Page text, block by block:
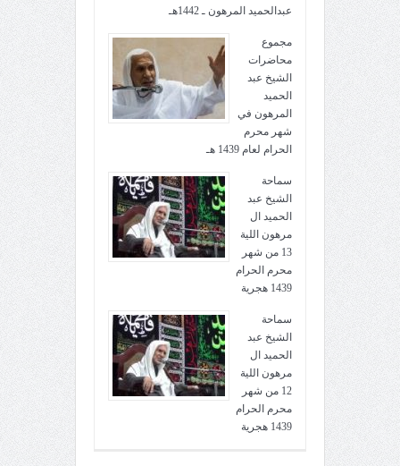
عبدالحميد المرهون ـ 1442هـ
مجموع
محاضرات
الشيخ عبد
الحميد
المرهون في
شهر محرم
الحرام لعام 1439 هـ
سماحة
الشيخ عبد
الحميد ال
مرهون اللية
13 من شهر
محرم الحرام
1439 هجرية
سماحة
الشيخ عبد
الحميد ال
مرهون اللية
12 من شهر
محرم الحرام
1439 هجرية